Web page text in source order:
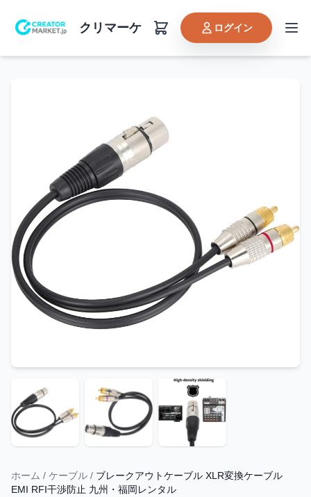
クリマーケ ログイン
ホーム / ケーブル / ブレークアウトケーブル XLR変換ケーブル
EMI RFI干渉防止 九州・福岡レンタル